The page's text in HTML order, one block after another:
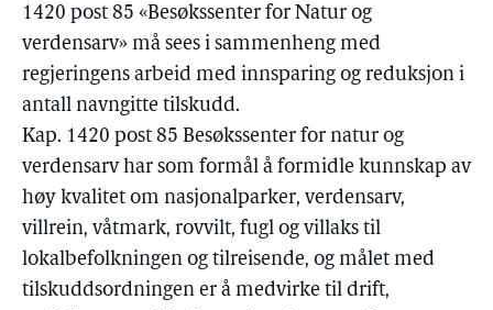
1420 post 85 «Besøkssenter for Natur og
verdensarv» må sees i sammenheng med
regjeringens arbeid med innsparing og reduksjon i
antall navngitte tilskudd.
Kap. 1420 post 85 Besøkssenter for natur og
verdensarv har som formål å formidle kunnskap av
høy kvalitet om nasjonalparker, verdensarv,
villrein, våtmark, rovvilt, fugl og villaks til
lokalbefolkningen og tilreisende, og målet med
tilskuddsordningen er å medvirke til drift,